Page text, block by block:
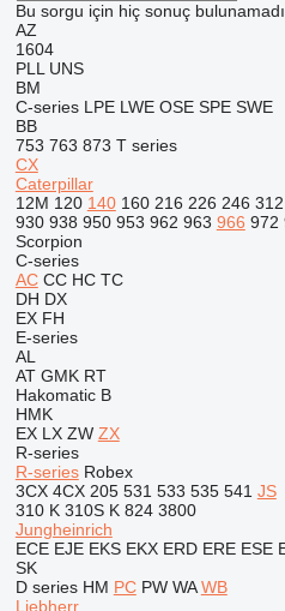
Bu sorgu için hiç sonuç bulunamadı
AZ
1604
PLL UNS
BM
C-series LPE LWE OSE SPE SWE
BB
753 763 873 T series
CX
Caterpillar
12M 120 140 160 216 226 246 312
930 938 950 953 962 963 966 972
Scorpion
C-series
AC CC HC TC
DH DX
EX FH
E-series
AL
AT GMK RT
Hakomatic B
HMK
EX LX ZW ZX
R-series
R-series Robex
3CX 4CX 205 531 533 535 541 JS
310 K 310S K 824 3800
Jungheinrich
ECE EJE EKS EKX ERD ERE ESE
SK
D series HM PC PW WA WB
Liebherr